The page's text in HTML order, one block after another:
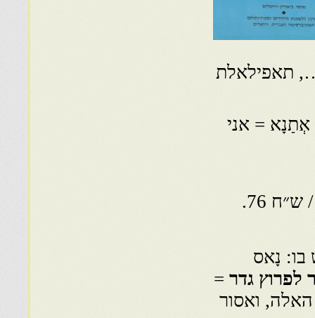
תאפילאלת
אְתַנָא = אני
76.
נָאס
לפרוץ גדר =
ואסור